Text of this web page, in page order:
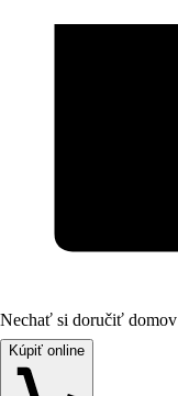
Nechať si doručiť domov
Kúpiť online